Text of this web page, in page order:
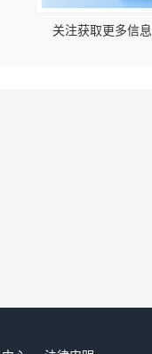
关注获取更多信息